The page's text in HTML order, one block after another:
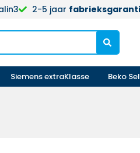
2-5 jaar
Siemens extraKlasse Beko